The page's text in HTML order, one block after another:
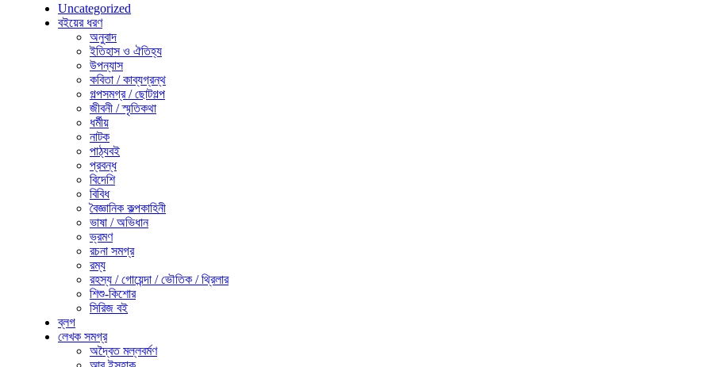
Uncategorized
বইয়ের ধরণ
অনুবাদ
ইতিহাস ও ঐতিহ্য
উপন্যাস
কবিতা / কাব্যগ্রন্থ
গল্পসমগ্র / ছোটগল্প
জীবনী / স্মৃতিকথা
ধর্মীয়
নাটক
পাঠ্যবই
প্রবন্ধ
বিদেশি
বিবিধ
বৈজ্ঞানিক কল্পকাহিনী
ভাষা / অভিধান
ভ্রমণ
রচনা সমগ্র
রম্য
রহস্য / গোয়েন্দা / ভৌতিক / থ্রিলার
শিশু-কিশোর
সিরিজ বই
ব্লগ
লেখক সমগ্র
অদ্বৈত মল্লবর্মণ